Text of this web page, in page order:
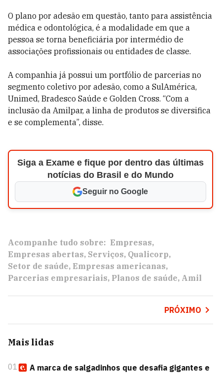
O plano por adesão em questão, tanto para assistência
médica e odontológica, é a modalidade em que a
pessoa se torna beneficiária por intermédio de
associações profissionais ou entidades de classe.
A companhia já possui um portfólio de parcerias no
segmento coletivo por adesão, como a SulAmérica,
Unimed, Bradesco Saúde e Golden Cross. “Com a
inclusão da Amilpar, a linha de produtos se diversifica
e se complementa”, disse.
Siga a Exame e fique por dentro das últimas
notícias do Brasil e do Mundo
Seguir no Google
Acompanhe tudo sobre: Empresas
Empresas abertas Serviços Qualicorp
Setor de saúde Empresas americanas
Parcerias empresariais Planos de saúde Amil
PRÓXIMO
Mais lidas
01
A marca de salgadinhos que desafia gigantes e